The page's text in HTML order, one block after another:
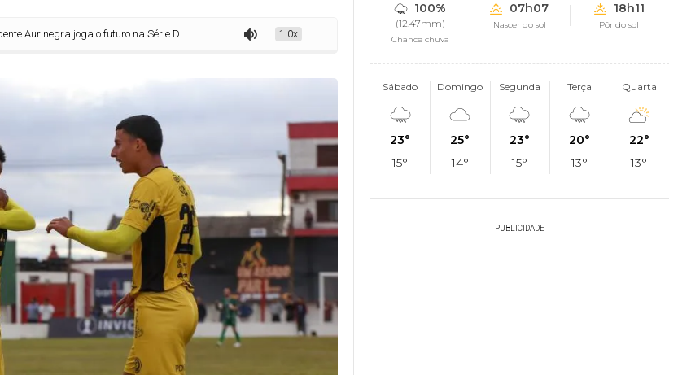
joga o futuro na Série D no Estádio Alfredão 1.0x
100%
(12.47mm)
Chance chuva
07h07
Nascer do sol
18h11
Pôr do sol
Sábado
23°
15°
Domingo
25°
14°
Segunda
23°
15°
Terça
20°
13°
Quarta
22°
13°
PUBLICIDADE